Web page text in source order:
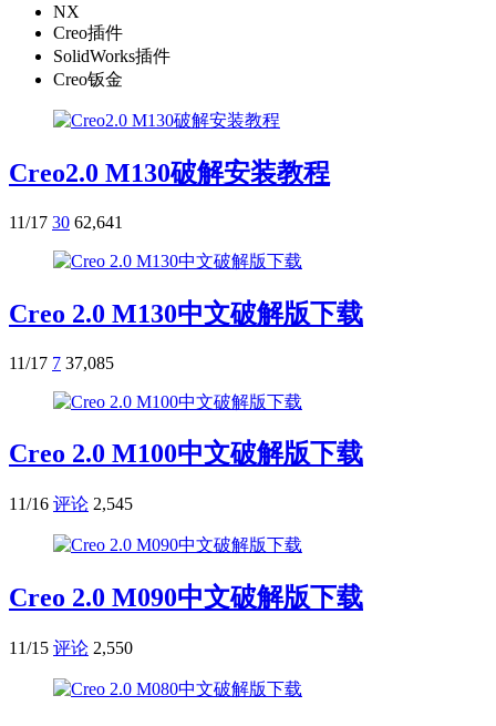
NX
Creo插件
SolidWorks插件
Creo钣金
Creo2.0 M130破解安装教程
11/17 30 62,641
Creo 2.0 M130中文破解版下载
11/17 7 37,085
Creo 2.0 M100中文破解版下载
11/16 评论 2,545
Creo 2.0 M090中文破解版下载
11/15 评论 2,550